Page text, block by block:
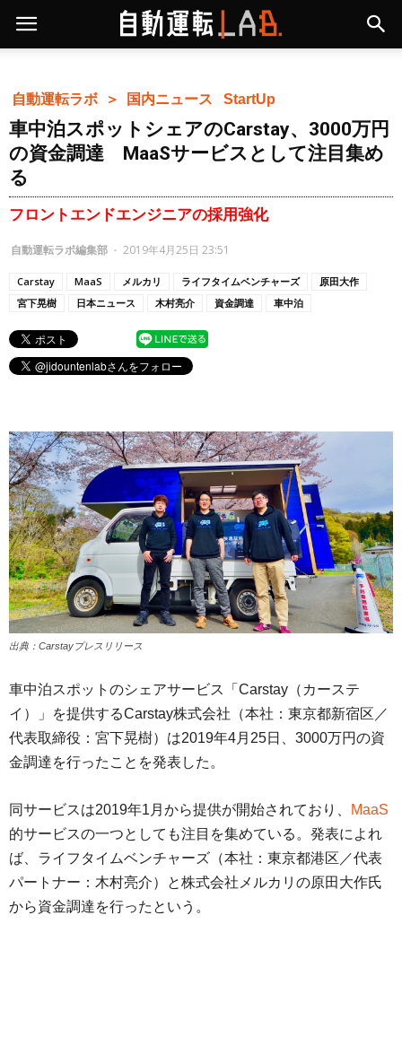
自動運転ラボ ＞ 国内ニュース StartUp
車中泊スポットシェアのCarstay、3000万円
の資金調達 MaaSサービスとして注目集め
る
フロントエンドエンジニアの採用強化
自動運転ラボ編集部 - 2019年4月25日 23:51
Carstay MaaS メルカリ ライフタイムベンチャーズ
原田大作
宮下晃樹
日本ニュース 木村亮介 資金調達 車中泊
出典：Carstayプレスリリース
車中泊スポットのシェアサービス「Carstay（カーステ
イ）」を提供するCarstay株式会社（本社：東京都新宿区／
代表取締役：宮下晃樹）は2019年4月25日、3000万円の資
金調達を行ったことを発表した。
同サービスは2019年1月から提供が開始されており、
MaaS
的サービスの一つとしても注目を集めている。発表によれ
ば、ライフタイムベンチャーズ（本社：東京都港区／代表
パートナー：木村亮介）と株式会社メルカリの原田大作氏
から資金調達を行ったという。